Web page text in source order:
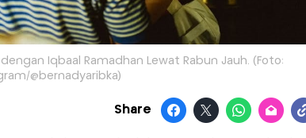
Iqbaal Ramadhan Lewat Rabun Jauh. (Foto:
@bernadyaribka)
Share